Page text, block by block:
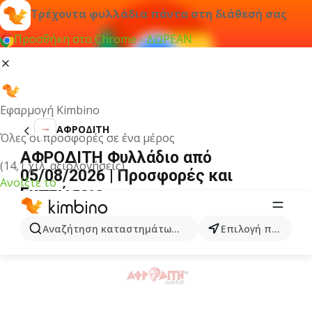
Τρέχοντα φυλλάδια πάντα στη διάθεσή σας
Προσθήκη στο Chrome - ΔΩΡΕΑΝ
Εφαρμογή Kimbino
Όλες οι προσφορές σε ένα μέρος
(14,1 χιλ. αξιολογήσεις)
Ανοίξτε το
Αναζήτηση καταστημάτων, κατηγοριών, προϊόντων...
Επιλογή πόλης
ΑΦΡΟΔΙΤΗ
ΑΦΡΟΔΙΤΗ Φυλλάδιο από
05/08/2026 | Προσφορές και
Εκπτώσεις